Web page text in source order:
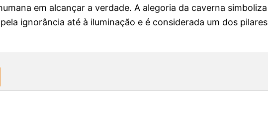
em alcançar a verdade. A alegoria da caverna
ignorância até à iluminação e é considerada um dos pilares